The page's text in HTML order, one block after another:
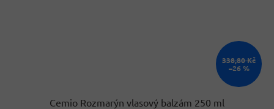
338,80 Kč
–26 %
Cemio Rozmarýn vlasový balzám 250 ml